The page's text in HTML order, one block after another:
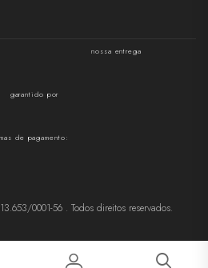
nossa entrega
garantido por
de pagamento:
0001-56 . Todos direitos reservados.